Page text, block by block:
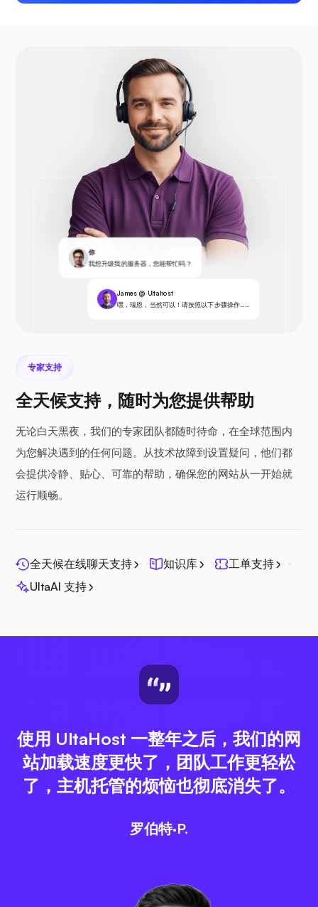
你
我想升级我的服务器，您能帮忙吗？
James @ Ultahost
嘿，瑞恩，当然可以！请按照以下步骤操作……
专家支持
全天候支持，随时为您提供帮助
无论白天黑夜，我们的专家团队都随时待命，在全球范围内
为您解决遇到的任何问题。从技术故障到设置疑问，他们都
会提供冷静、贴心、可靠的帮助，确保您的网站从一开始就
运行顺畅。
全天候在线聊天支持 知识库
工单支持
UltaAI 支持
使用 UltaHost 一整年之后，我们的网
站加载速度更快了，团队工作更轻松
了，主机托管的烦恼也彻底消失了。
罗伯特·P.